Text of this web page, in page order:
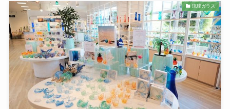
琉球ガラス